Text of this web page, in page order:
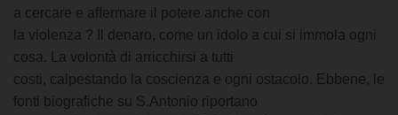
a cercare e affermare il potere anche con
la violenza ? Il denaro, come un idolo a cui si immola ogni
cosa. La volontà di arricchirsi a tutti
costi, calpestando la coscienza e ogni ostacolo. Ebbene, le
fonti biografiche su S.Antonio riportano